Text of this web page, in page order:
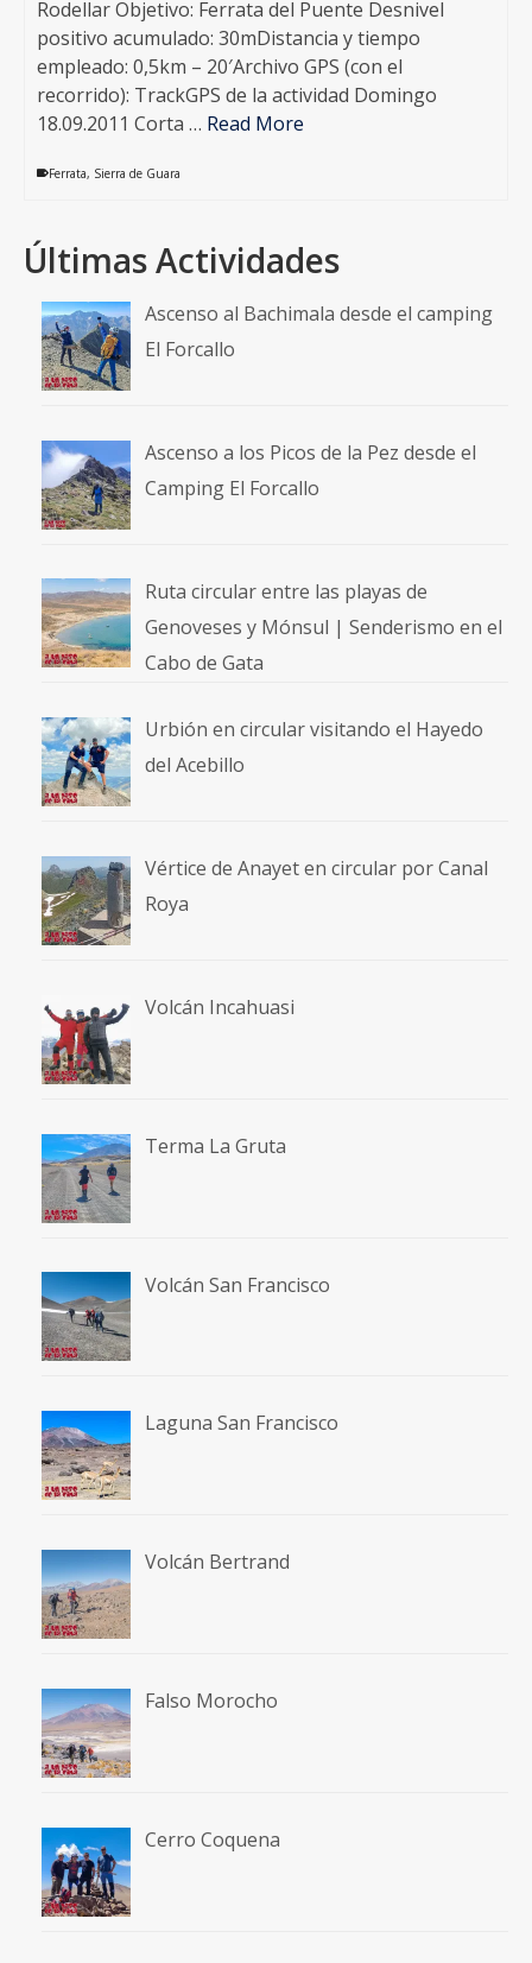
Rodellar Objetivo: Ferrata del Puente Desnivel
positivo acumulado: 30mDistancia y tiempo
empleado: 0,5km – 20′Archivo GPS (con el
recorrido): TrackGPS de la actividad Domingo
18.09.2011 Corta … Read More
Ferrata, Sierra de Guara
Últimas Actividades
Ascenso al Bachimala desde el camping
El Forcallo
Ascenso a los Picos de la Pez desde el
Camping El Forcallo
Ruta circular entre las playas de
Genoveses y Mónsul | Senderismo en el
Cabo de Gata
Urbión en circular visitando el Hayedo
del Acebillo
Vértice de Anayet en circular por Canal
Roya
Volcán Incahuasi
Terma La Gruta
Volcán San Francisco
Laguna San Francisco
Volcán Bertrand
Falso Morocho
Cerro Coquena